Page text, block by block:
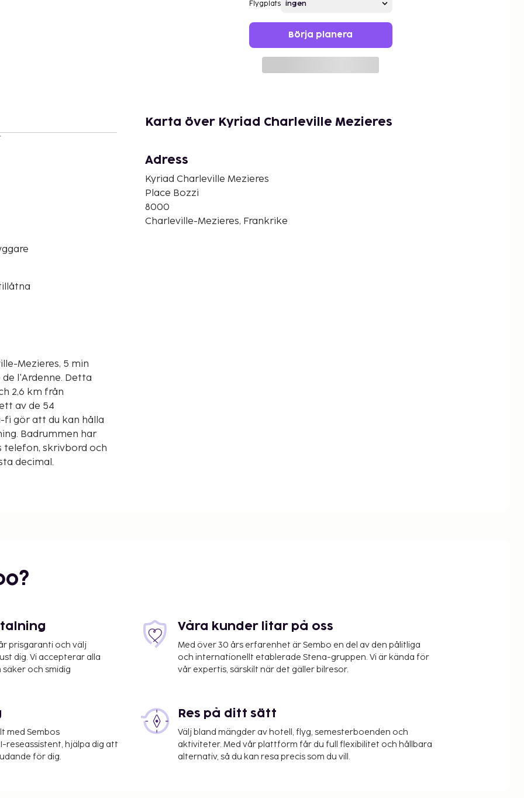
Flygplats
Börja planera
Mezieres, 5 min
Detta
2,6 km från
av de 54
fi gör att du kan hålla
Badrummen har
telefon, skrivbord och
decimal.
i lobbyn, reception
(avgift tillkommer)
Boendet har även
Karta över Kyriad Charleville Mezieres
Adress
Kyriad Charleville Mezieres
Place Bozzi
8000
Charleville-Mezieres, Frankrike
prisgaranti och välj
dig. Vi accepterar alla
och smidig
Våra kunder litar på oss
Med över 30 års erfarenhet är Sembo en del av den pålitliga
och internationellt etablerade Stena-gruppen. Vi är kända för
vår expertis, särskilt när det gäller bilresor.
med Sembos
reseassistent, hjälpa dig att
för dig.
Res på ditt sätt
Välj bland mängder av hotell, flyg, semesterboenden och
aktiviteter. Med vår plattform får du full flexibilitet och hållbara
alternativ, så du kan resa precis som du vill.